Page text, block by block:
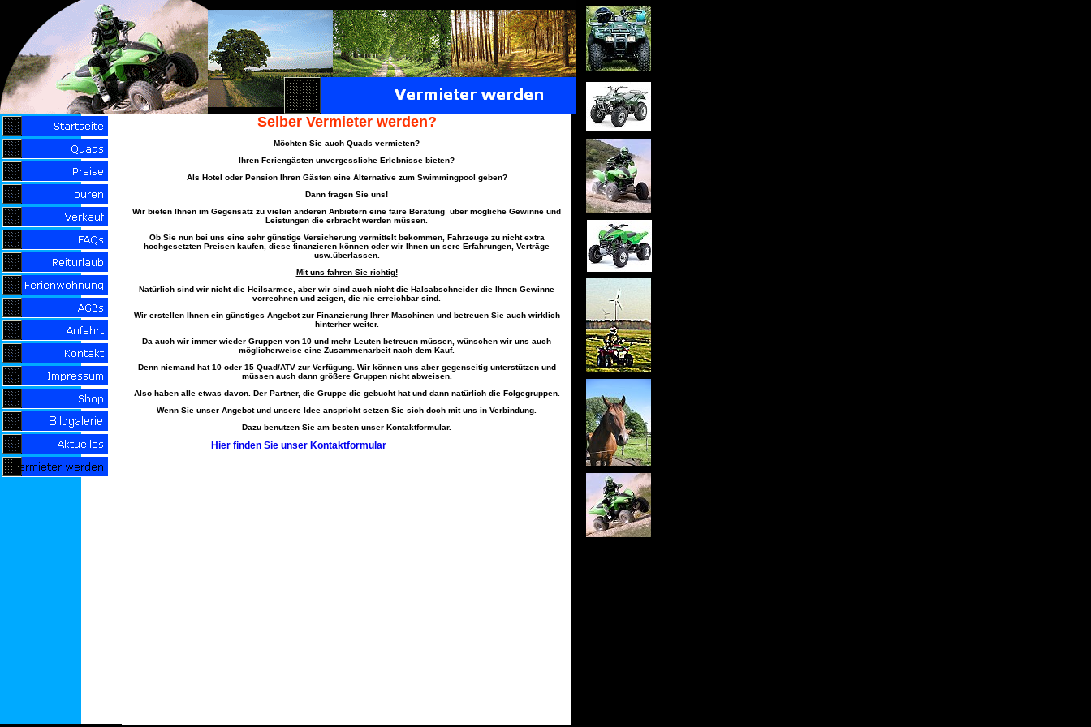
Selber Vermieter werden?
Möchten Sie auch Quads vermieten?
Ihren Feriengästen unvergessliche Erlebnisse bieten?
Als Hotel oder Pension Ihren Gästen eine Alternative zum Swimmingpool geben?
Dann fragen Sie uns!
Wir bieten Ihnen im Gegensatz zu vielen anderen Anbietern eine faire Beratung über mögliche Gewinne und
Leistungen die erbracht werden müssen.
Ob Sie nun bei uns eine sehr günstige Versicherung vermittelt bekommen, Fahrzeuge zu nicht extra
hochgesetzten Preisen kaufen, diese finanzieren können oder wir Ihnen un sere Erfahrungen, Verträge
usw.überlassen.
Mit uns fahren Sie richtig!
Natürlich sind wir nicht die Heilsarmee, aber wir sind auch nicht die Halsabschneider die Ihnen Gewinne
vorrechnen und zeigen, die nie erreichbar sind.
Wir erstellen Ihnen ein günstiges Angebot zur Finanzierung Ihrer Maschinen und betreuen Sie auch wirklich
hinterher weiter.
Da auch wir immer wieder Gruppen von 10 und mehr Leuten betreuen müssen, wünschen wir uns auch
möglicherweise eine Zusammenarbeit nach dem Kauf.
Denn niemand hat 10 oder 15 Quad/ATV zur Verfügung. Wir können uns aber gegenseitig unterstützen und
müssen auch dann größere Gruppen nicht abweisen.
Also haben alle etwas davon. Der Partner, die Gruppe die gebucht hat und dann natürlich die Folgegruppen.
Wenn Sie unser Angebot und unsere Idee anspricht setzen Sie sich doch mit uns in Verbindung.
Dazu benutzen Sie am besten unser Kontaktformular.
Hier finden Sie unser Kontaktformular